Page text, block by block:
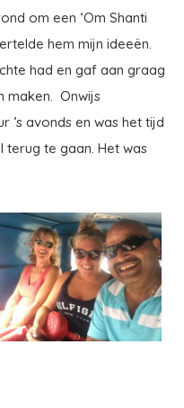
om een ‘Om Shanti
hem mijn ideeën.
had en gaf aan graag
maken. Onwijs
’s avonds en was het tijd
te gaan. Het was